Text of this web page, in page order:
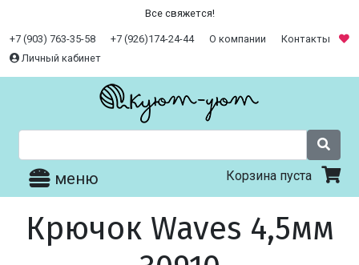
Все свяжется!
+7 (903) 763-35-58 +7 (926)174-24-44 О компании
Контакты
Личный кабинет
меню Корзина пуста
Крючок Waves 4,5мм